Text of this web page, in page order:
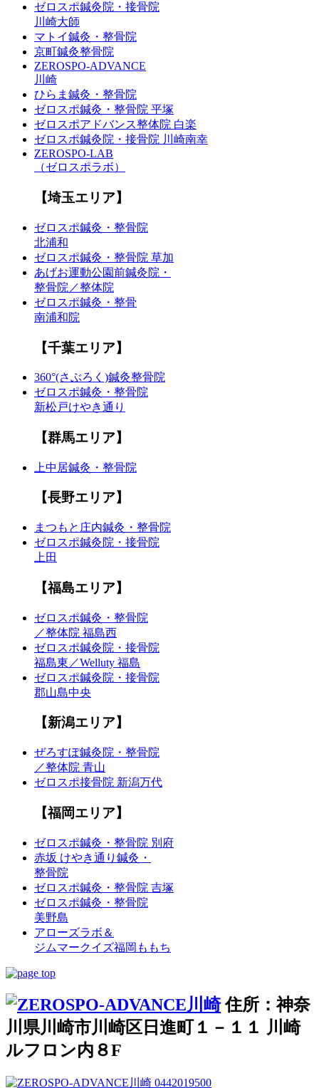
ゼロスポ鍼灸院・接骨院
川崎大師
マトイ鍼灸・整骨院
京町鍼灸整骨院
ZEROSPO-ADVANCE
川崎
ひらま鍼灸・整骨院
ゼロスポ鍼灸・整骨院 平塚
ゼロスポアドバンス整体院 白楽
ゼロスポ鍼灸院・接骨院 川崎南幸
ZEROSPO-LAB
（ゼロスポラボ）
【埼玉エリア】
ゼロスポ鍼灸・整骨院
北浦和
ゼロスポ鍼灸・整骨院 草加
あげお運動公園前鍼灸院・
整骨院／整体院
ゼロスポ鍼灸・整骨
南浦和院
【千葉エリア】
360°(さぶろく)鍼灸整骨院
ゼロスポ鍼灸・整骨院
新松戸けやき通り
【群馬エリア】
上中居鍼灸・整骨院
【長野エリア】
まつもと庄内鍼灸・整骨院
ゼロスポ鍼灸院・接骨院
上田
【福島エリア】
ゼロスポ鍼灸・整骨院
／整体院 福島西
ゼロスポ鍼灸院・接骨院
福島東／Welluty 福島
ゼロスポ鍼灸院・接骨院
郡山島中央
【新潟エリア】
ぜろすぽ鍼灸院・整骨院
／整体院 青山
ゼロスポ接骨院 新潟万代
【福岡エリア】
ゼロスポ鍼灸・整骨院 別府
赤坂 けやき通り鍼灸・
整骨院
ゼロスポ鍼灸・整骨院 吉塚
ゼロスポ鍼灸・整骨院
美野島
アローズラボ＆
ジムマークイズ福岡ももち
住所：神奈
川県川崎市川崎区日進町１－１１ 川崎
ルフロン内８F